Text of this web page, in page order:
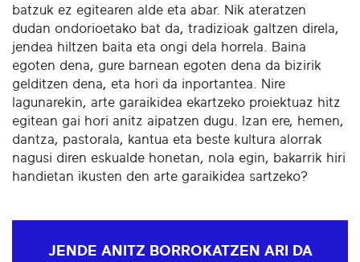
batzuk ez egitearen alde eta abar. Nik ateratzen
dudan ondorioetako bat da, tradizioak galtzen direla,
jendea hiltzen baita eta ongi dela horrela. Baina
egoten dena, gure barnean egoten dena da bizirik
gelditzen dena, eta hori da inportantea. Nire
lagunarekin, arte garaikidea ekartzeko proiektuaz hitz
egitean gai hori anitz aipatzen dugu. Izan ere, hemen,
dantza, pastorala, kantua eta beste kultura alorrak
nagusi diren eskualde honetan, nola egin, bakarrik hiri
handietan ikusten den arte garaikidea sartzeko?
JENDE ANITZ BORROKATZEN ARI DA